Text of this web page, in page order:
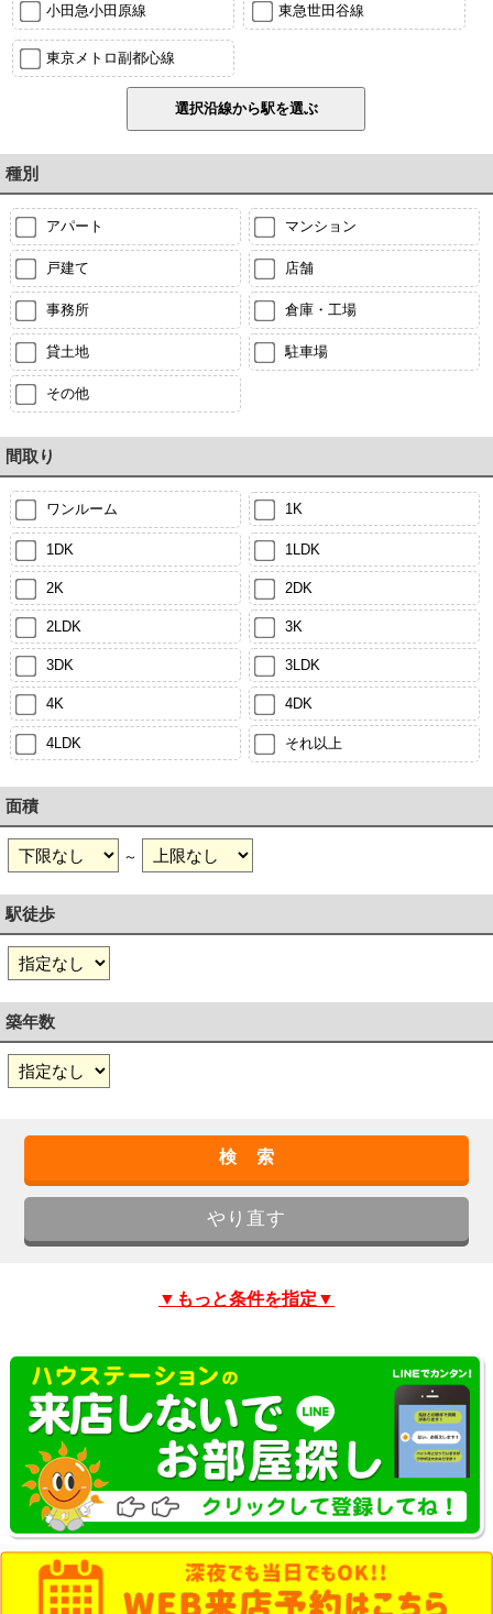
小田急小田原線 東急世田谷線
東京メトロ副都心線
種別
アパート マンション
戸建て 店舗
事務所 倉庫・工場
貸土地 駐車場
その他
間取り
ワンルーム 1K
1DK 1LDK
2K 2DK
2LDK 3K
3DK 3LDK
4K 4DK
4LDK それ以上
面積
～
駅徒歩
築年数
▼もっと条件を指定▼